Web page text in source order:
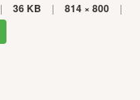
| 36 KB | 814 × 800 |